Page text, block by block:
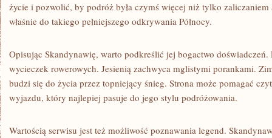
życie i pozwolić, by podróż była czymś więcej niż tylko zaliczaniem
właśnie do takiego pełniejszego odkrywania Północy.
Opisując Skandynawię, warto podkreślić jej bogactwo doświadczeń.
wycieczek rowerowych. Jesienią zachwyca mglistymi porankami.
budzi się do życia przez topniejący śnieg. Strona może pomagać
wyjazdu, który najlepiej pasuje do jego stylu podróżowania.
Wartością serwisu jest też możliwość poznawania legend.